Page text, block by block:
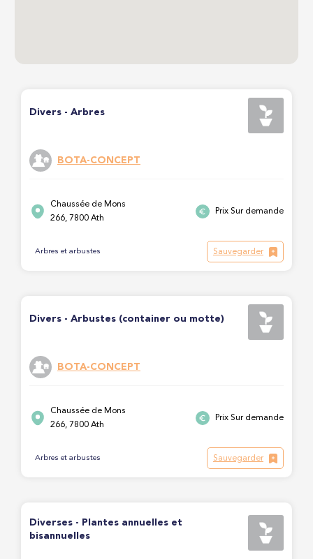
Divers - Arbres
BOTA-CONCEPT
Chaussée de Mons
266, 7800 Ath
Prix Sur demande
Arbres et arbustes Sauvegarder
Divers - Arbustes (container ou motte)
BOTA-CONCEPT
Chaussée de Mons
266, 7800 Ath
Prix Sur demande
Arbres et arbustes Sauvegarder
Diverses - Plantes annuelles et
bisannuelles